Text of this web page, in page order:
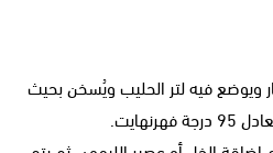
ويوضع فيه لتر الحليب ويُسخن بحيث